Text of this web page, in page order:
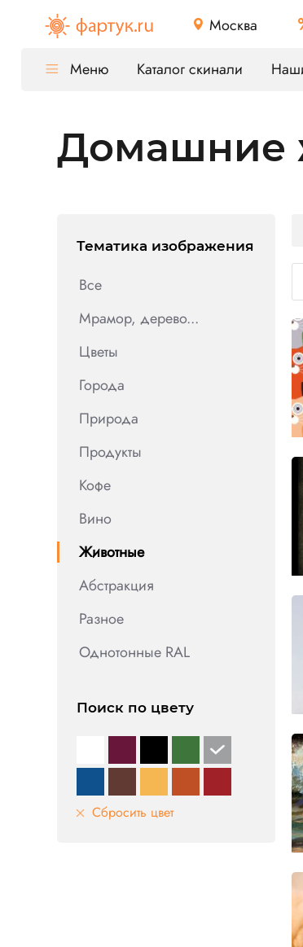
Москва
Меню Каталог скинали
Домашние
Тематика изображения
Все
Мрамор, дерево...
Цветы
Города
Природа
Продукты
Кофе
Вино
Животные
Абстракция
Разное
Однотонные RAL
Поиск по цвету
Сбросить цвет